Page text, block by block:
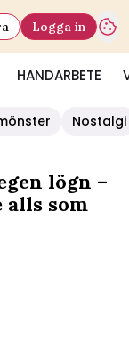
HANDARBETE
Logga in
Nostalgi
lögn –
alls som